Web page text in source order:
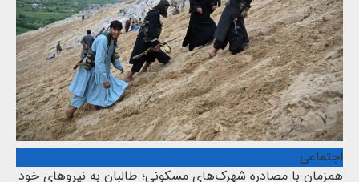
اجتماعی
همزمان با مصادره شهرک‌های مسکونی؛ طالبان به نیروهای خود